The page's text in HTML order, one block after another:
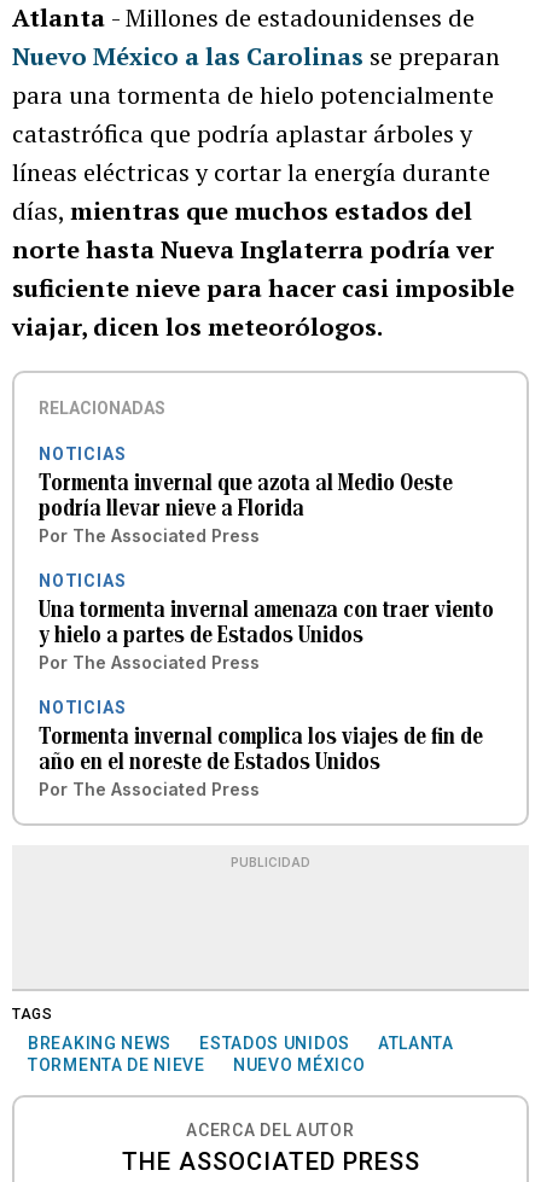
Atlanta - Millones de estadounidenses de
Nuevo México a las Carolinas se preparan
para una tormenta de hielo potencialmente
catastrófica que podría aplastar árboles y
líneas eléctricas y cortar la energía durante
días, mientras que muchos estados del
norte hasta Nueva Inglaterra podría ver
suficiente nieve para hacer casi imposible
viajar, dicen los meteorólogos.
RELACIONADAS
NOTICIAS
Tormenta invernal que azota al Medio Oeste
podría llevar nieve a Florida
Por The Associated Press
NOTICIAS
Una tormenta invernal amenaza con traer viento
y hielo a partes de Estados Unidos
Por The Associated Press
NOTICIAS
Tormenta invernal complica los viajes de fin de
año en el noreste de Estados Unidos
Por The Associated Press
PUBLICIDAD
TAGS
BREAKING NEWS ESTADOS UNIDOS
ATLANTA
TORMENTA DE NIEVE
NUEVO MÉXICO
ACERCA DEL AUTOR
THE ASSOCIATED PRESS